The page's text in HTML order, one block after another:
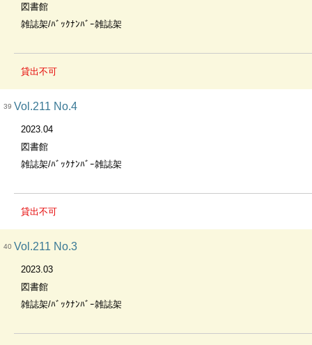
図書館
雑誌架/ﾊﾞｯｸﾅﾝﾊﾞｰ雑誌架
貸出不可
39 Vol.211 No.4
2023.04
図書館
雑誌架/ﾊﾞｯｸﾅﾝﾊﾞｰ雑誌架
貸出不可
40 Vol.211 No.3
2023.03
図書館
雑誌架/ﾊﾞｯｸﾅﾝﾊﾞｰ雑誌架